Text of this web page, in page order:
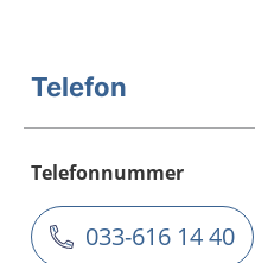
Telefon
Telefonnummer
033-616 14 40